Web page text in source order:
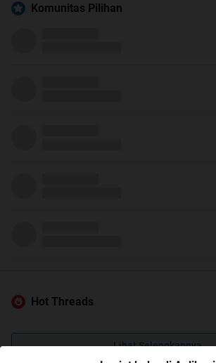
Komunitas Pilihan
Hot Threads
Lihat Selengkapnya